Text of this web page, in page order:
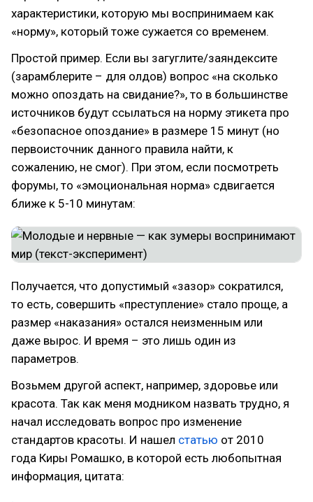
характеристики, которую мы воспринимаем как
«норму», который тоже сужается со временем.
Простой пример. Если вы загуглите/заяндексите
(зарамблерите – для олдов) вопрос «на сколько
можно опоздать на свидание?», то в большинстве
источников будут ссылаться на норму этикета про
«безопасное опоздание» в размере 15 минут (но
первоисточник данного правила найти, к
сожалению, не смог). При этом, если посмотреть
форумы, то «эмоциональная норма» сдвигается
ближе к 5-10 минутам:
Получается, что допустимый «зазор» сократился,
то есть, совершить «преступление» стало проще, а
размер «наказания» остался неизменным или
даже вырос. И время – это лишь один из
параметров.
Возьмем другой аспект, например, здоровье или
красота. Так как меня модником назвать трудно, я
начал исследовать вопрос про изменение
стандартов красоты. И нашел статью от 2010
года Киры Ромашко, в которой есть любопытная
информация, цитата: